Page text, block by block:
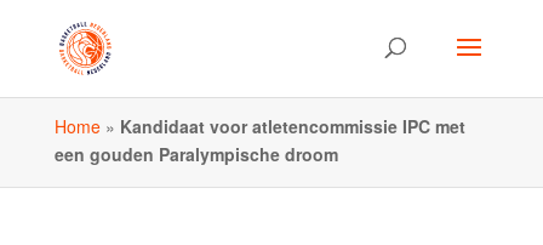
Home» Kandidaat voor atletencommissie IPC met
een gouden Paralympische droom